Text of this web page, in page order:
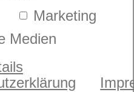
Marketing
Medien